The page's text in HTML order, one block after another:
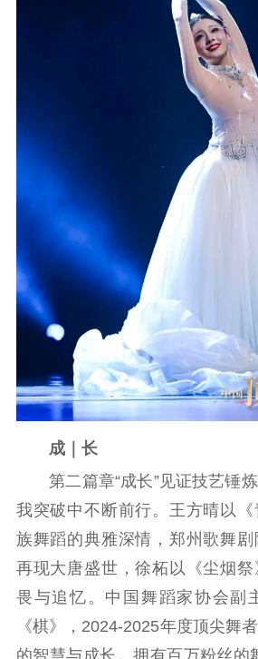
成｜长
第二篇章“成长”见证技艺锤炼
我突破中不断前行。王方晴以
族舞蹈的典雅深情，郑州歌舞剧
再现大唐盛世，徐柘以《尘烟
畏与追忆。中国舞蹈家协会副
《棋》，2024-2025年度顶尖舞